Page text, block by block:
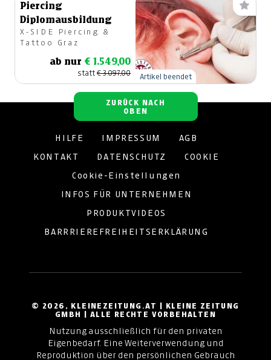
Piercing
Diplomausbildung
X-SIDE Piercing &
Tattoo Graz
ab nur € 1.549,00
statt€ 3.097,00 Artikel beendet
ZURÜCK NACH
OBEN
© 2026, KLEINEZEITUNG.AT | KLEINE ZEITUNG
GMBH | ALLE RECHTE VORBEHALTEN
Nutzung ausschließlich für den privaten
Eigenbedarf. Eine Weiterverwendung und
Reproduktion über den persönlichen Gebrauch
HILFE IMPRESSUM AGB
KONTAKT DATENSCHUTZ COOKIE
Cookie-Einstellungen
INFOS FÜR UNTERNEHMEN
PRODUKTVIDEOS
BARRRIEREFREIHEITSERKLÄRUNG